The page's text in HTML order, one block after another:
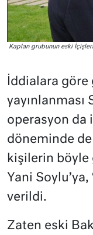
Kaplan grubunun eski
İddialara göre
yayınlanması
operasyon da
döneminde de
kişilerin böyle
Yani
verildi.
Zaten eski